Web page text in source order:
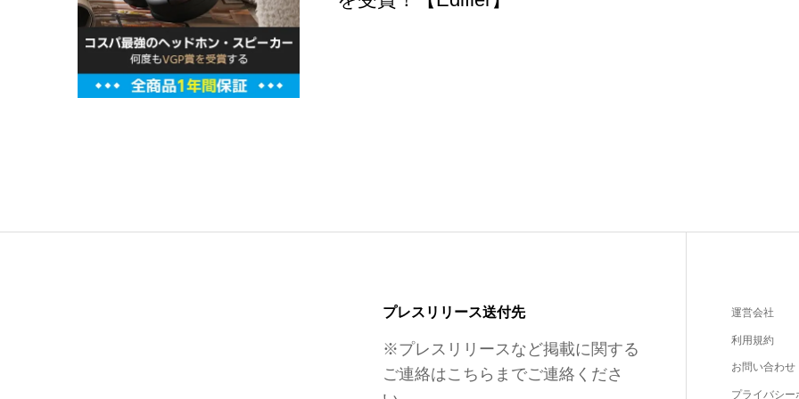
プレスリリース送付先
※プレスリリースなど掲載に関する
ご連絡はこちらまでご連絡くださ
運営会社
利用規約
お問い合わせ
プライバシー